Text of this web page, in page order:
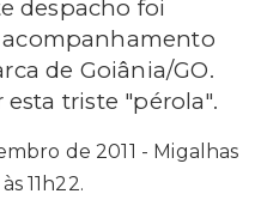
despacho foi
de Goiânia/GO.
esta triste "pérola".
de 2011 - Migalhas
11h22.